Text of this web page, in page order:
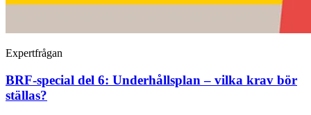
Expertfrågan
BRF-special del 6: Underhållsplan – vilka krav bör
ställas?